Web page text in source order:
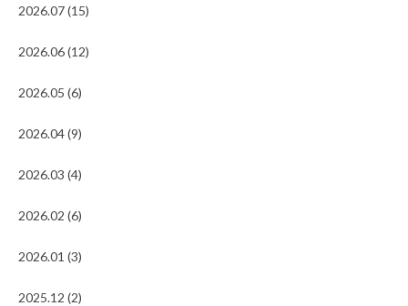
2026.07 (15)
2026.06 (12)
2026.05 (6)
2026.04 (9)
2026.03 (4)
2026.02 (6)
2026.01 (3)
2025.12 (2)